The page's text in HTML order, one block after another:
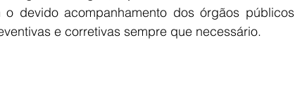
o devido acompanhamento dos órgãos públicos
e corretivas sempre que necessário.